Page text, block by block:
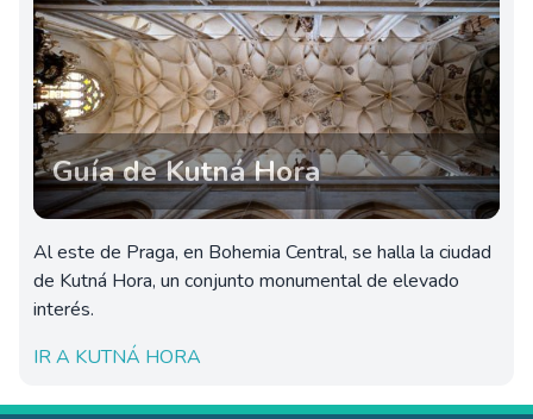
Guía de Kutná Hora
Al este de Praga, en Bohemia Central, se halla la ciudad
de Kutná Hora, un conjunto monumental de elevado
interés.
IR A KUTNÁ HORA